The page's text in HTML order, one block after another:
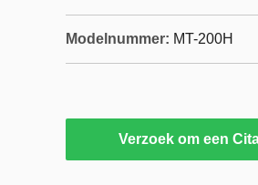
Modelnummer: MT-200H
Verzoek om een